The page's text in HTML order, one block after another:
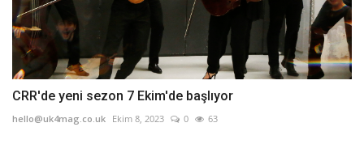
CRR'de yeni sezon 7 Ekim'de başlıyor
hello@uk4mag.co.uk Ekim 8, 2023 0 63